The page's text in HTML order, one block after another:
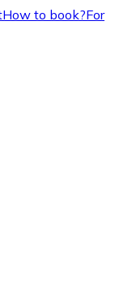
How to book?For